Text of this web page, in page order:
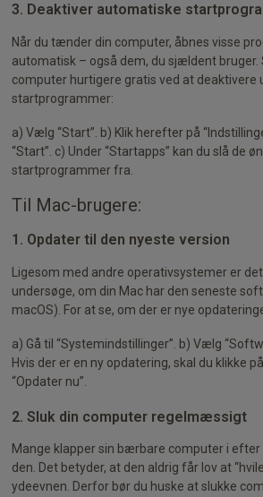
3. Deaktiver automatiske
Når du tænder din computer, åbnes visse
automatisk – også dem, du sjældent bruger.
computer hurtigere gratis ved at deaktivere
startprogrammer:
a) Vælg “Start”. b) Klik herefter på
“Start”. c) Under “Startapps” kan du slå de
startprogrammer fra.
Til Mac-brugere:
1. Opdater til den nyeste version
Ligesom med andre operativsystemer er
undersøge, om din Mac har den seneste
macOS). For at se, om der er nye
a) Gå til “Systemindstillinger”. b) Vælg
Hvis der er en ny opdatering, skal du klikke
“Opdater nu”.
2. Sluk din computer regelmæssigt
Mange klapper sin bærbare computer i efter
den. Det betyder, at den aldrig får lov at
ydeevnen. Derfor bør du huske at slukke